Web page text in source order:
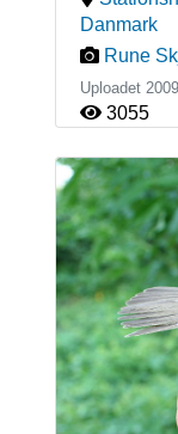
Danmark
Rune
Uploadet
3055